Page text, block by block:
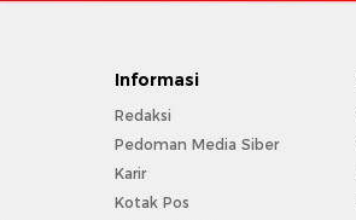
Informasi
Redaksi
Pedoman Media Siber
Karir
Kotak Pos